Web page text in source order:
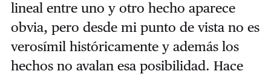
lineal entre uno y otro hecho aparece
obvia, pero desde mi punto de vista no es
verosímil históricamente y además los
hechos no avalan esa posibilidad. Hace